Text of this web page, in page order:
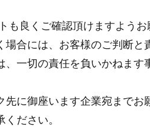
良くご確認頂けますようお
場合には、お客様のご判断と
一切の責任を負いかねます
に御座います企業宛までお
ださい。